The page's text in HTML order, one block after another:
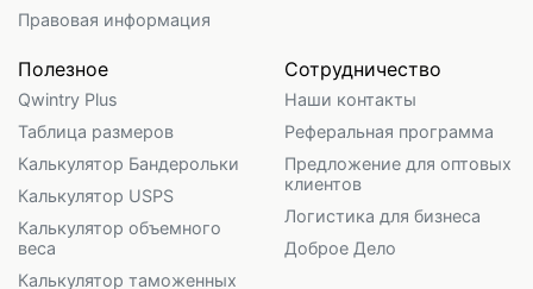
Правовая информация
Полезное
Qwintry Plus
Таблица размеров
Калькулятор Бандерольки
Калькулятор USPS
Калькулятор объемного
веса
Калькулятор таможенных
Сотрудничество
Наши контакты
Реферальная программа
Предложение для оптовых
клиентов
Логистика для бизнеса
Доброе Дело